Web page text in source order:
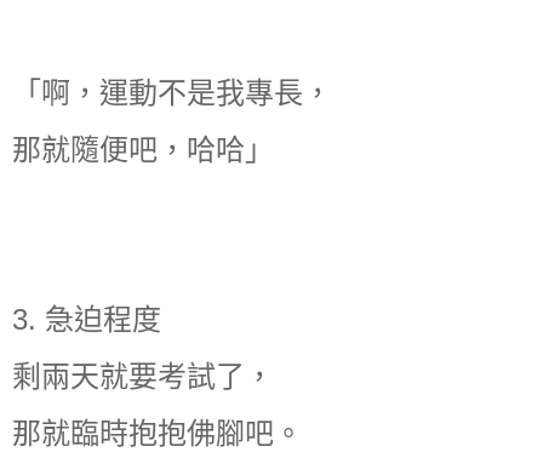
「啊，運動不是我專長，
那就隨便吧，哈哈」
3. 急迫程度
剩兩天就要考試了，
那就臨時抱抱佛腳吧。